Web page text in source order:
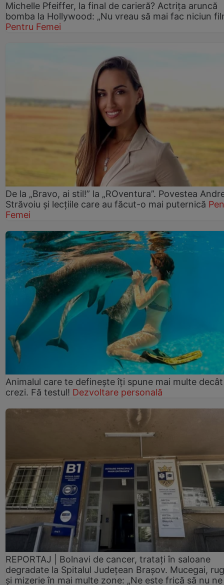
Michelle Pfeiffer, la final de carieră? Actrița aruncă
bomba la Hollywood: „Nu vreau să mai fac niciun
Pentru Femei
De la „Bravo, ai stil!” la „ROventura”. Povestea
Străvoiu și lecțiile care au făcut-o mai puternică
Femei
Animalul care te definește îți spune mai multe decât
crezi. Fă testul! Dezvoltare personală
REPORTAJ | Bolnavi de cancer, tratați în saloane
degradate la Spitalul Județean Brașov. Mucegai,
și mizerie în mai multe zone: „Ne este frică să nu ne